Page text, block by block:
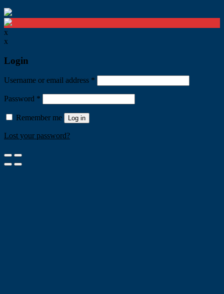
x
x
Login
Username or email address *
Password *
Remember me Log in
Lost your password?